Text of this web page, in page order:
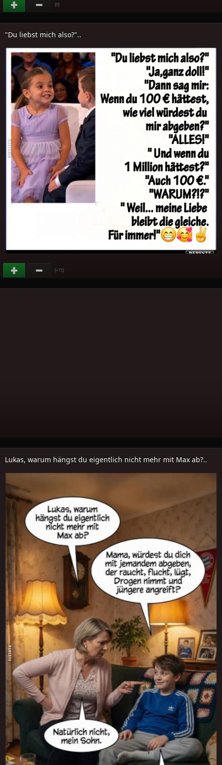
(0)
"Du liebst mich also?"..
(+71)
Lukas, warum hängst du eigentlich nicht mehr mit Max ab?..